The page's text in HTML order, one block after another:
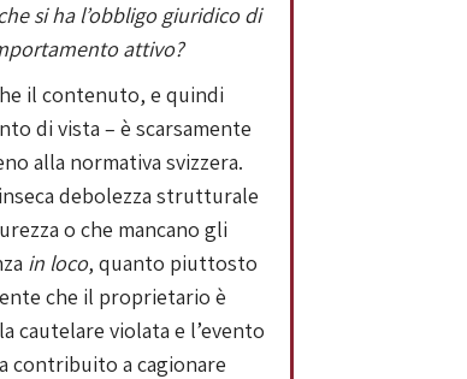
si ha l’obbligo giuridico di
attivo?
il contenuto, e quindi
di vista – è scarsamente
alla normativa svizzera.
debolezza strutturale
o che mancano gli
in loco, quanto piuttosto
che il proprietario è
cautelare violata e l’evento
contribuito a cagionare